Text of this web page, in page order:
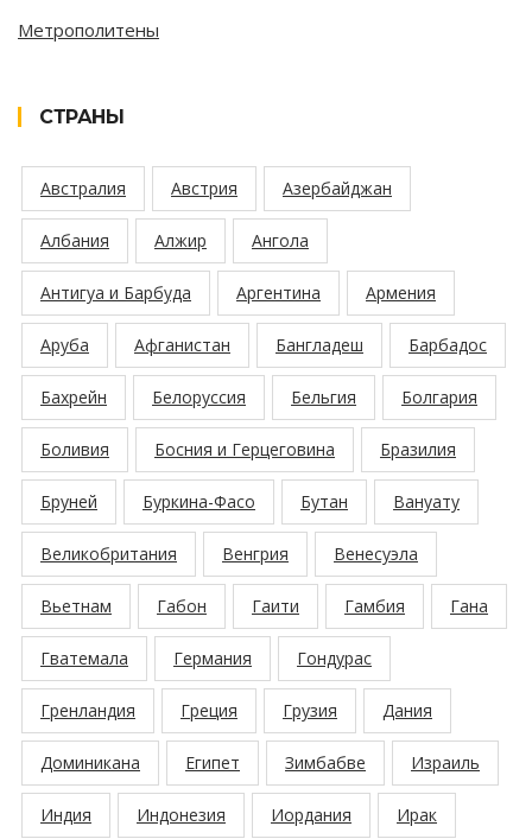
Метрополитены
СТРАНЫ
Австралия Австрия Азербайджан
Албания Алжир Ангола
Антигуа и Барбуда Аргентина Армения
Аруба Афганистан Бангладеш Барбадос
Бахрейн Белоруссия Бельгия Болгария
Боливия Босния и Герцеговина Бразилия
Бруней Буркина-Фасо Бутан Вануату
Великобритания Венгрия Венесуэла
Вьетнам Габон Гаити Гамбия Гана
Гватемала Германия Гондурас
Гренландия Греция Грузия Дания
Доминикана Египет Зимбабве Израиль
Индия Индонезия Иордания Ирак